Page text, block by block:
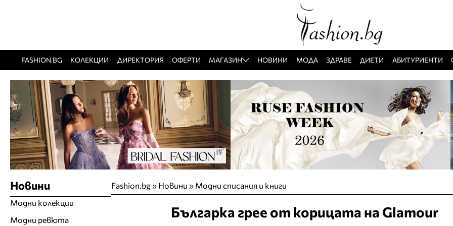
FASHION.BG КОЛЕКЦИИ ДИРЕКТОРИЯ ОФЕРТИ МАГАЗИН НОВИНИ МОДА ЗДРАВЕ ДИЕТИ АБИТУРИЕНТИ
Fashion.bg» Новини » Модни списания и книги
Българка грее от корицата на Glamour
Новини
Модни колекции
Модни ревюта